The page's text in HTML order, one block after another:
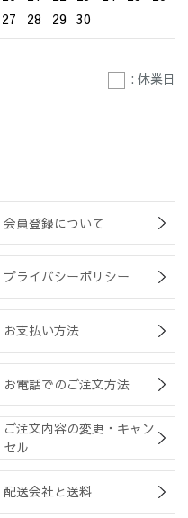
27
28 29 30
: 休業日
会員登録について
プライバシーポリシー
お支払い方法
お電話でのご注文方法
ご注文内容の変更・キャン
セル
配送会社と送料